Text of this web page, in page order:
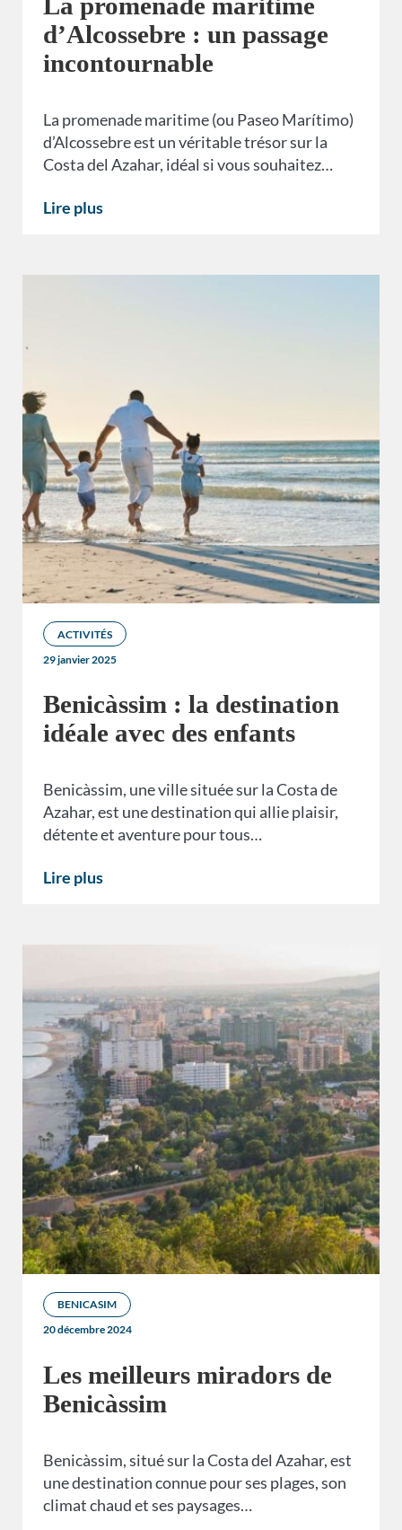
d’Alcossebre : un passage
incontournable
La promenade maritime (ou Paseo Marítimo)
d’Alcossebre est un véritable trésor sur la
Costa del Azahar, idéal si vous souhaitez…
Lire plus
ACTIVITÉS
29 janvier 2025
Benicàssim : la destination
idéale avec des enfants
Benicàssim, une ville située sur la Costa de
Azahar, est une destination qui allie plaisir,
détente et aventure pour tous…
Lire plus
BENICASIM
20 décembre 2024
Les meilleurs miradors de
Benicàssim
Benicàssim, situé sur la Costa del Azahar, est
une destination connue pour ses plages, son
climat chaud et ses paysages…